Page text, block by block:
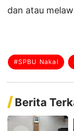
dan atau
#SPBU Nakal
Berita